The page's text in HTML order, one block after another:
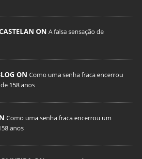
ON A falsa sensação de
ON Como uma senha fraca encerrou
158 anos
Como uma senha fraca encerrou um
anos